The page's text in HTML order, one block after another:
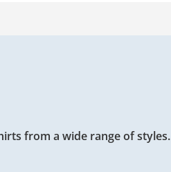
from a wide range of styles.